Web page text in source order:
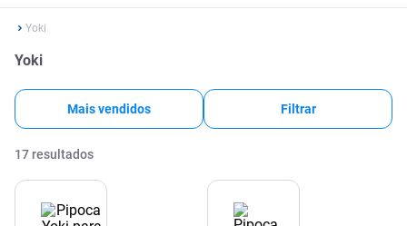
Yoki
Yoki
Mais vendidos Filtrar
17 resultados